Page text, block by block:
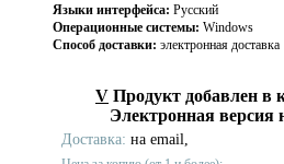
Языки интерфейса: Русский
Операционные системы: Windows
Способ доставки: электронная доставка
V Продукт добавлен в
Электронная версия
Доставка: на email,